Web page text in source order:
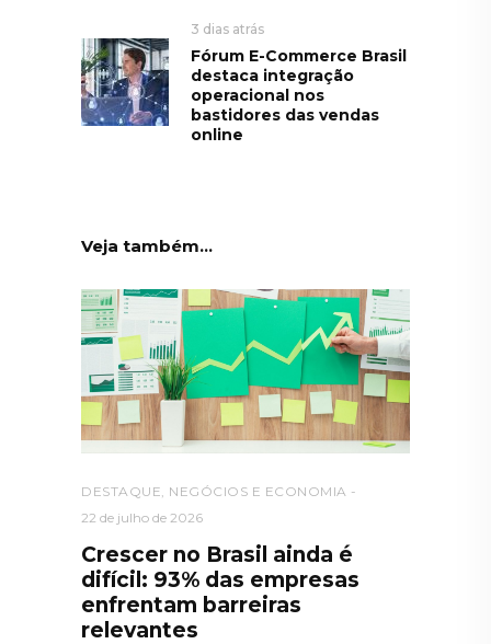
3 dias atrás
Fórum E-Commerce Brasil
destaca integração
operacional nos
bastidores das vendas
online
Veja também...
DESTAQUE NEGÓCIOS E ECONOMIA
22 de julho de 2026
Crescer no Brasil ainda é
difícil: 93% das empresas
enfrentam barreiras
relevantes